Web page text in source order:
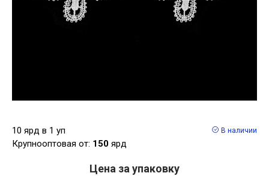
10 ярд в 1 уп
Крупнооптовая от: 150 ярд
В наличии
Цена за упаковку